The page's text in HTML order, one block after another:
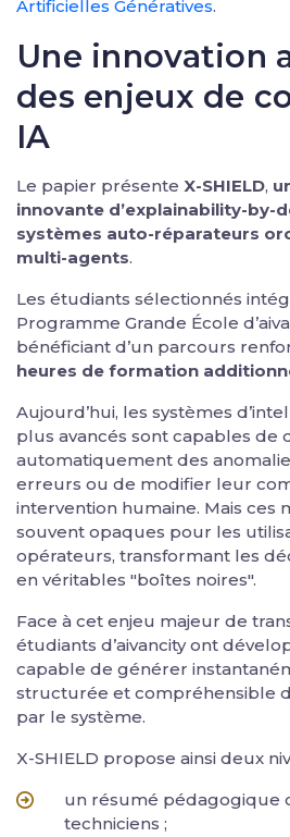
Artificielles Génératives.
Une innovation
des enjeux de
IA
Le papier présente X-SHIELD,
innovante d’explainability-by-
systèmes auto-réparateurs
multi-agents.
Les étudiants sélectionnés
Programme Grande École
bénéficiant d’un parcours
heures de formation
Aujourd’hui, les systèmes
plus avancés sont capables de
automatiquement des
erreurs ou de modifier leur
intervention humaine. Mais ces
souvent opaques pour les
opérateurs, transformant les
en véritables "boîtes noires".
Face à cet enjeu majeur de
étudiants d’aivancity ont
capable de générer
structurée et compréhensible
par le système.
X-SHIELD propose ainsi deux
un résumé pédagogique
techniciens ;